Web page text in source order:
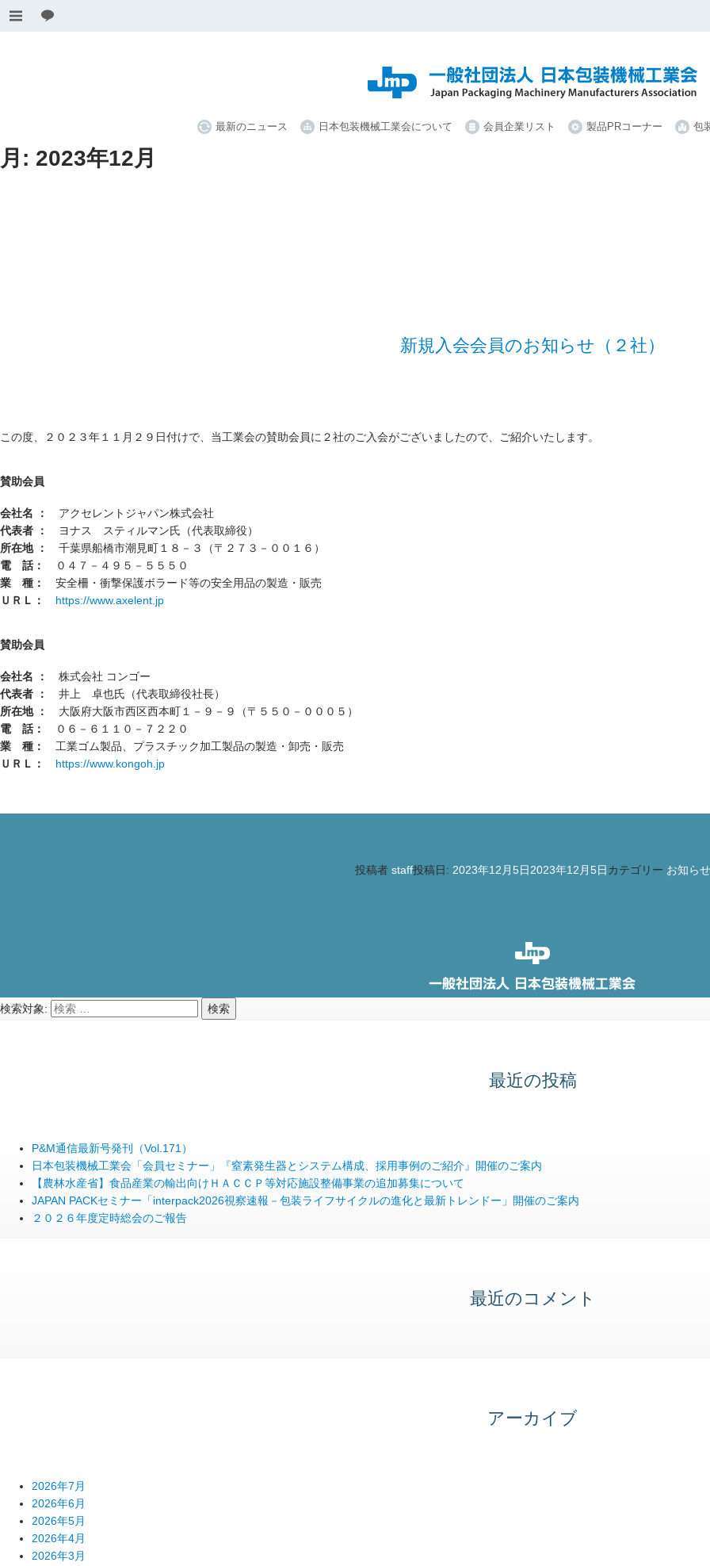
最新のニュース 日本包装機械工業会について 会員企業リスト 製品PRコーナー 包
月: 2023年12月
新規入会会員のお知らせ（２社）
この度、２０２３年１１月２９日付けで、当工業会の賛助会員に２社のご入会がございましたので、ご紹介いたします。
賛助会員
会社名 ： アクセレントジャパン株式会社
代表者 ：
ヨナス スティルマン氏（代表取締役）
所在地 ： 千葉県船橋市潮見町１８－３（〒２７３－００１６）
電 話：
０４７－４９５－５５５０
業 種： 安全柵・衝撃保護ボラード等の安全用品の製造・販売
ＵＲＬ： https://www.axelent.jp
賛助会員
会社名 ： 株式会社 コンゴー
代表者 ： 井上 卓也氏（代表取締役社長）
所在地 ： 大阪府大阪市西区西本町１－９－９（〒５５０－０００５）
電 話：
０６－６１１０－７２２０
業 種： 工業ゴム製品、プラスチック加工製品の製造・卸売・販売
ＵＲＬ：
https://www.kongoh.jp
投稿者 staff投稿日: 2023年12月5日2023年12月5日 カテゴリー お知らせ
検索対象: 検索
最近の投稿
P&M通信最新号発刊（Vol.171）
日本包装機械工業会「会員セミナー」『窒素発生器とシステム構成、採用事例のご紹介』開催のご案内
【農林水産省】食品産業の輸出向けＨＡＣＣＰ等対応施設整備事業の追加募集について
JAPAN PACKセミナー「interpack2026視察速報－包装ライフサイクルの進化と最新トレンドー」開催のご案内
２０２６年度定時総会のご報告
最近のコメント
アーカイブ
2026年7月
2026年6月
2026年5月
2026年4月
2026年3月